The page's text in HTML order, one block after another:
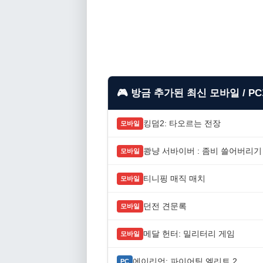
🎮 방금 추가된 최신 모바일 /
모바일 킹덤2: 타오르는 전장
모바일 쾅냥 서바이버 : 좀비 쓸어버리기
모바일 티니핑 매직 매치
모바일 던전 견문록
모바일 메달 헌터: 밀리터리 게임
PC